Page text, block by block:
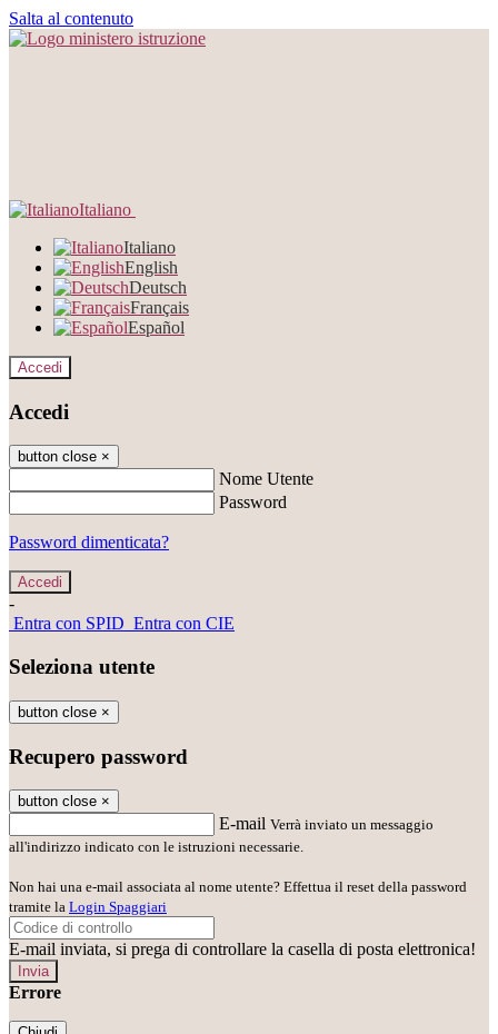
Salta al contenuto
Italiano
Italiano
English
Deutsch
Français
Español
Accedi
Accedi
button close ×
Nome Utente
Password
Password dimenticata?
-
Entra con SPID Entra con CIE
Seleziona utente
button close ×
Recupero password
button close ×
E-mail Verrà inviato un messaggio
all'indirizzo indicato con le istruzioni necessarie.
Non hai una e-mail associata al nome utente? Effettua il reset della password
tramite la Login Spaggiari
E-mail inviata, si prega di controllare la casella di posta elettronica!
Errore